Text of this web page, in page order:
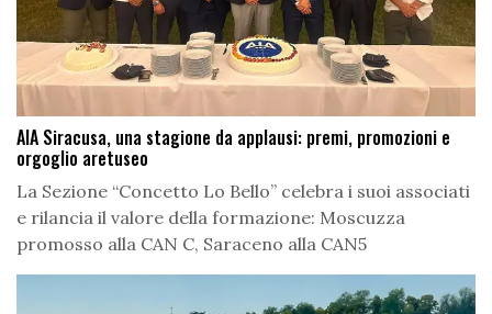
AIA Siracusa, una stagione da applausi: premi, promozioni e
orgoglio aretuseo
La Sezione “Concetto Lo Bello” celebra i suoi associati
e rilancia il valore della formazione: Moscuzza
promosso alla CAN C, Saraceno alla CAN5